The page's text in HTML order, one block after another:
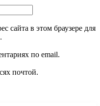
сайта в этом браузере для
по email.
почтой.